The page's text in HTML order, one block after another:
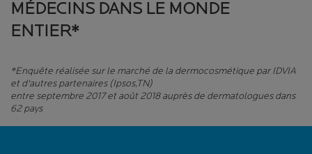
MÉDECINS DANS LE MONDE
ENTIER*
*Enquête réalisée sur le marché de la dermocosmétique par IDVIA
et d'autres partenaires (Ipsos,TN)
entre septembre 2017 et août 2018 auprès de dermatologues dans
62 pays